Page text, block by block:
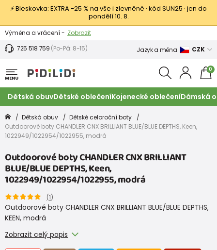
⚡ Bleskovka: EXTRA −25 % na vše i zlevněné · kód SUN25 · jen do
pondělí 10. 8.
Výměna a vrácení - Zobrazit
Sleva 100 Kč na první nákup -
725 518 759 (Po-Pá: 8-15) Jazyk a měna CZK
MENU
0
Dětská obuvDětské oblečeníKojenecké oblečeníDámská
Dětská obuv
Dětské celoroční boty
Outdoorové boty CHANDLER CNX BRILLIANT BLUE/BLUE DEPTHS, Keen,
1022949/1022954/1022955, modrá
Outdoorové boty CHANDLER CNX BRILLIANT
BLUE/BLUE DEPTHS, Keen,
1022949/1022954/1022955, modrá
(1)
Outdoorové boty CHANDLER CNX BRILLIANT BLUE/BLUE DEPTHS,
KEEN, modrá
Zobrazit celý popis